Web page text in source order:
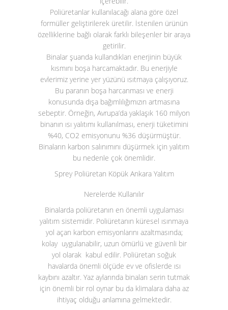
Poliüretanlar kullanılacağı alana göre özel
formüller geliştirilerek üretilir. İstenilen ürünün
özelliklerine bağlı olarak farklı bileşenler bir araya
getirilir.
Binalar şuanda kullandıkları enerjinin büyük
kısmını boşa harcamaktadır. Bu enerjiyle
evlerimiz yerine yer yüzünü ısıtmaya çalışıyoruz.
Bu paranın boşa harcanması ve enerji
konusunda dışa bağımlılığımızın artmasına
sebeptir. Örneğin, Avrupa’da yaklaşık 160 milyon
binanın ısı yalıtımı kullanılması, enerji tüketimini
%40, CO2 emisyonunu %36 düşürmüştür.
Binaların karbon salınımını düşürmek için yalıtım
bu nedenle çok önemlidir.
Sprey Poliüretan Köpük Ankara Yalıtım
Nerelerde Kullanılır
Binalarda poliüretanın en önemli uygulaması
yalıtım sistemidir. Poliüretanın küresel ısınmaya
yol açan karbon emisyonlarını azaltmasında;
kolay uygulanabilir, uzun ömürlü ve güvenli bir
yol olarak kabul edilir. Poliüretan soğuk
havalarda önemli ölçüde ev ve ofislerde ısı
kaybını azaltır. Yaz aylarında binaları serin tutmak
için önemli bir rol oynar bu da klimalara daha az
ihtiyaç olduğu anlamına gelmektedir.